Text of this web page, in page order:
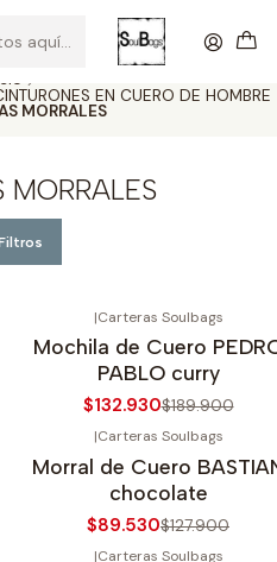
AL CUERO Todas las carteras acá
EN CUERO DE HOMBRE
MORRALES
MORRALES
|Carteras Soulbags
Mochila de Cuero
PABLO curry
$132.930$189.900
Agotado
|Carteras Soulbags
Morral de Cuero
chocolate
$89.530$127.900
|Carteras Soulbags